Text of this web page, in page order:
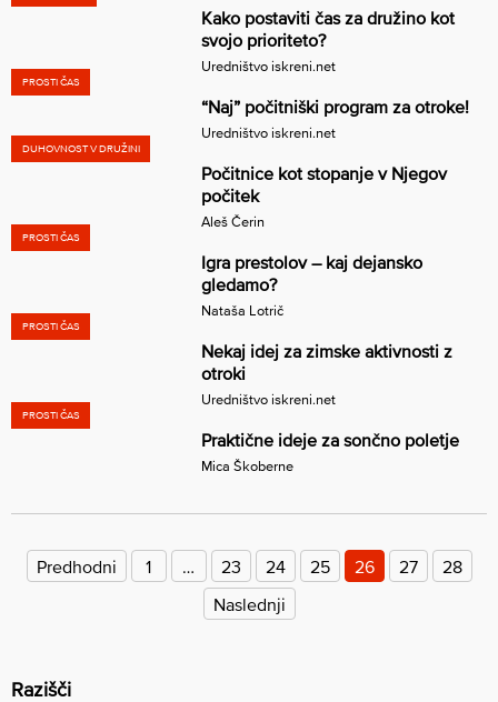
Kako postaviti čas za družino kot
svojo prioriteto?
Uredništvo iskreni.net
PROSTI ČAS
“Naj” počitniški program za otroke!
Uredništvo iskreni.net
DUHOVNOST V DRUŽINI
Počitnice kot stopanje v Njegov
počitek
Aleš Čerin
PROSTI ČAS
Igra prestolov – kaj dejansko
gledamo?
Nataša Lotrič
PROSTI ČAS
Nekaj idej za zimske aktivnosti z
otroki
Uredništvo iskreni.net
PROSTI ČAS
Praktične ideje za sončno poletje
Mica Škoberne
prispevkov
Predhodni 1 23 24 25 26 27
28
Naslednji
Razišči